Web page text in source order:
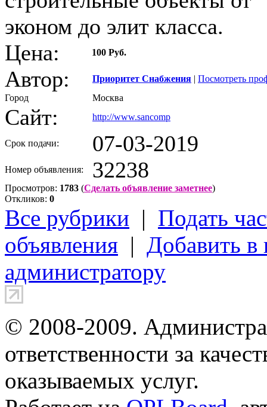
эконом до элит класса.
Цена:
100 Руб.
Автор: Приоритет Снабжения | Посмотреть
Город
Москва
Сайт: http://www.sancomp
Срок подачи: 07-03-2019
Номер объявления: 32238
Просмотров: 1783 (Сделать объявление заметнее)
Откликов: 0
Все рубрики | Подать
объявления | Добавить в
администратору
© 2008-2009.
ответственности за
оказываемых услуг.